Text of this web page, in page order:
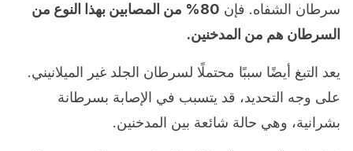
سرطان الشفاه. فإن
80% من المصابين بهذا النوع من
السرطان هم من المدخنين.
يعد التبغ أيضًا سببًا محتملًا لسرطان الجلد غير الميلانيني.
على وجه التحديد، قد يتسبب في الإصابة بسرطانة
بشرانية، وهي حالة شائعة بين المدخنين.